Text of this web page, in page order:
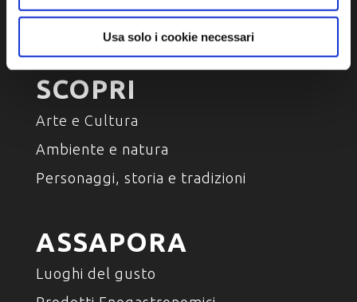
Usa solo i cookie necessari
SCOPRI
Arte e Cultura
Ambiente e natura
Personaggi, storia e tradizioni
ASSAPORA
Luoghi del gusto